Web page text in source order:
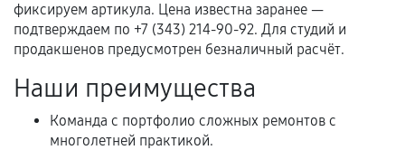
Самостоятельный ремонт или вмешательство
третьих лиц.
предусмотрено отдельно.
Обращение после окончания гарантийного
срока.
фиксируем артикула. Цена известна заранее —
подтверждаем по +7 (343) 214-90-92. Для студий и
продакшенов предусмотрен безналичный расчёт.
Наши преимущества
Команда с портфолио сложных ремонтов с
многолетней практикой.